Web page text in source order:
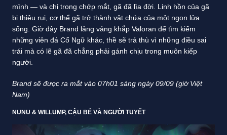
mình — và chỉ trong chớp mắt, gã đã lìa đời. Linh hồn của gã
bị thiêu rụi, cơ thể gã trở thành vật chứa của một ngọn lửa
sống. Giờ đây Brand lảng vảng khắp Valoran để tìm kiếm
những viên đá Cổ Ngữ khác, thề sẽ trả thù vì những điều sai
trái mà có lẽ gã đã chẳng phải gánh chịu trong muôn kiếp
người.
Brand sẽ được ra mắt vào 07h01 sáng ngày 09/09 (giờ Việt
Nam)
NUNU & WILLUMP, CẬU BÉ VÀ NGƯỜI TUYẾT